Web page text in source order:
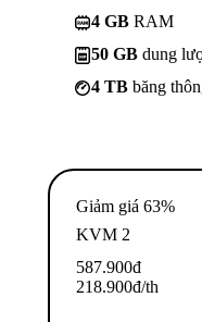
4 GB RAM
50 GB dung
4 TB băng
Giảm giá 63%
KVM 2
587.900đ
218.900đ/th